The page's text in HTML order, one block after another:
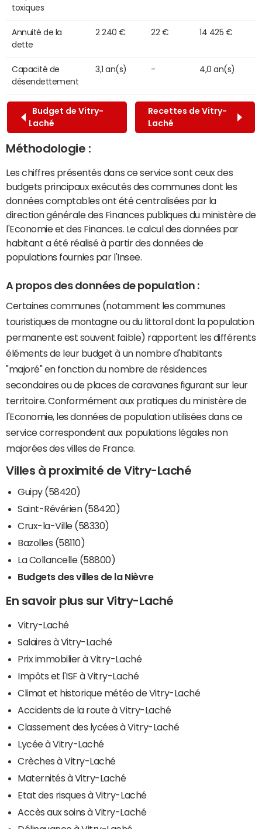
toxiques
Annuité de la
dette
2 240 € 22 € 14 425 €
Capacité de
désendettement
3,1 an(s) - 4,0 an(s)
Budget de Vitry-
Laché
Recettes de Vitry-
Laché
Méthodologie :
Les chiffres présentés dans ce service sont ceux des
budgets principaux exécutés des communes dont les
données comptables ont été centralisées par la
direction générale des Finances publiques du ministère de
l'Economie et des Finances. Le calcul des données par
habitant a été réalisé à partir des données de
populations fournies par l'Insee.
A propos des données de population :
Certaines communes (notamment les communes
touristiques de montagne ou du littoral dont la population
permanente est souvent faible) rapportent les différents
éléments de leur budget à un nombre d'habitants
"majoré" en fonction du nombre de résidences
secondaires ou de places de caravanes figurant sur leur
territoire. Conformément aux pratiques du ministère de
l'Economie, les données de population utilisées dans ce
service correspondent aux populations légales non
majorées des villes de France.
Villes à proximité de Vitry-Laché
Guipy (58420)
Saint-Révérien (58420)
Crux-la-Ville (58330)
Bazolles (58110)
La Collancelle (58800)
Budgets des villes de la Nièvre
En savoir plus sur Vitry-Laché
Vitry-Laché
Salaires à Vitry-Laché
Prix immobilier à Vitry-Laché
Impôts et l'ISF à Vitry-Laché
Climat et historique météo de Vitry-Laché
Accidents de la route à Vitry-Laché
Classement des lycées à Vitry-Laché
Lycée à Vitry-Laché
Crèches à Vitry-Laché
Maternités à Vitry-Laché
Etat des risques à Vitry-Laché
Accès aux soins à Vitry-Laché